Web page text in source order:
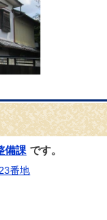
備課 です。
番地